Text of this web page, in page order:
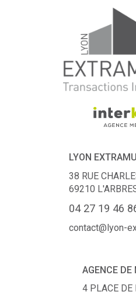
LYON
38 RUE
69210
04 27 19 46
contact@lyon-
AGENCE DE
4 PLACE DE